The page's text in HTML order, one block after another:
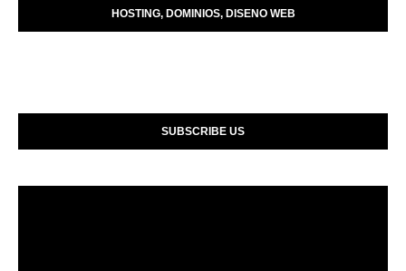
HOSTING, DOMINIOS, DISENO WEB
SUBSCRIBE US